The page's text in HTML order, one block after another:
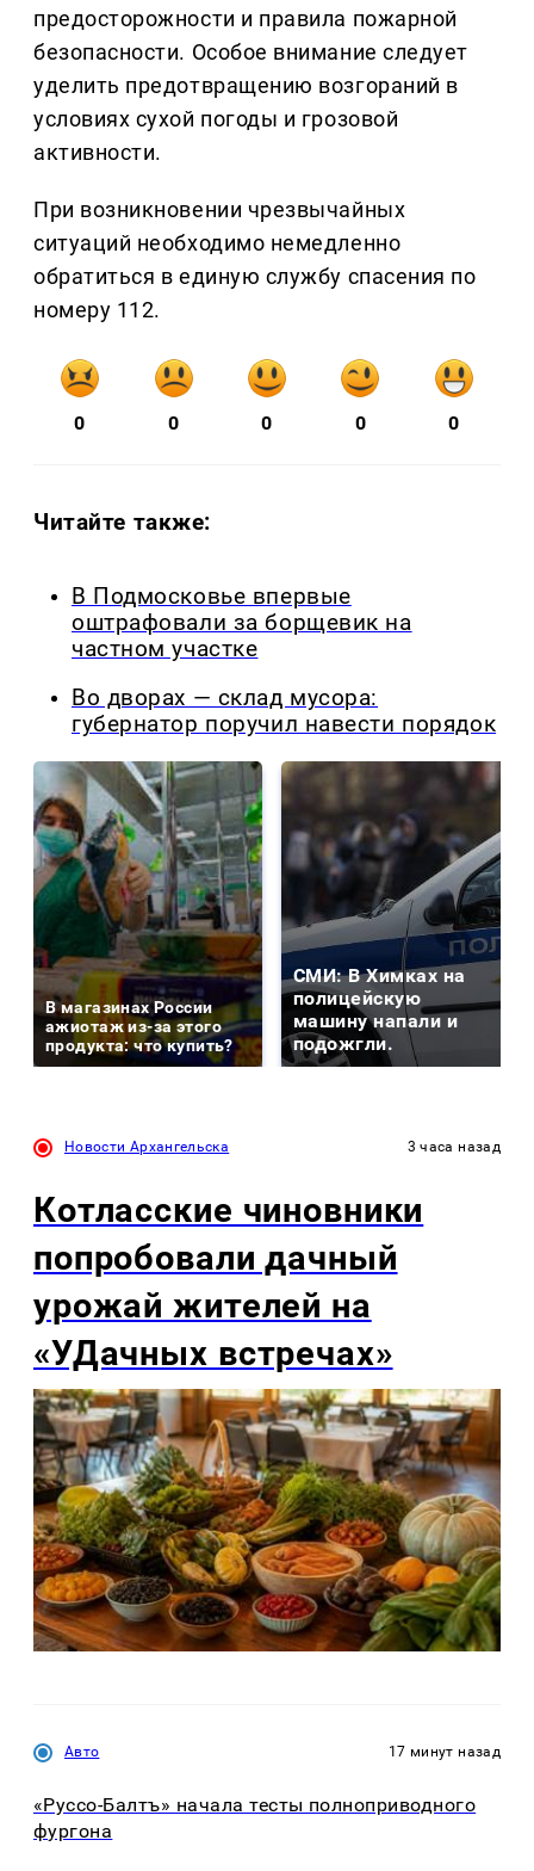
предосторожности и правила пожарной
безопасности. Особое внимание следует
уделить предотвращению возгораний в
условиях сухой погоды и грозовой
активности.
При возникновении чрезвычайных
ситуаций необходимо немедленно
обратиться в единую службу спасения по
номеру 112.
0 0 0 0 0
Читайте также:
В Подмосковье впервые
оштрафовали за борщевик на
частном участке
Во дворах — склад мусора:
губернатор поручил навести порядок
В магазинах России
ажиотаж из-за этого
продукта: что купить?
СМИ: В Химках на
полицейскую
машину напали и
подожгли.
Новости Архангельска 3 часа назад
Котласские чиновники
попробовали дачный
урожай жителей на
«УДачных встречах»
Авто 17 минут назад
«Руссо-Балтъ» начала тесты полноприводного
фургона